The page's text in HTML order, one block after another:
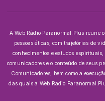
A Web Rádio Paranormal.Plus reune
pessoas éticas, com trajetórias de
conhecimentos e estudos
comunicadores e o conteúdo de seus
Comunicadores, bem como a
das quais a Web Radio